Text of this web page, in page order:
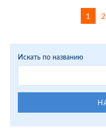
1 2
Искать по названию